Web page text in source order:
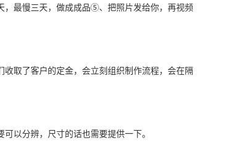
最慢三天，做成成品⑤、把照片发给你，再视频
取了客户的定金，会立刻组织制作流程，会在隔
以分辨，尺寸的话也需要提供一下。